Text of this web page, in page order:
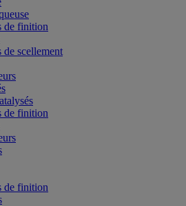
de finition
de scellement
de finition
de finition